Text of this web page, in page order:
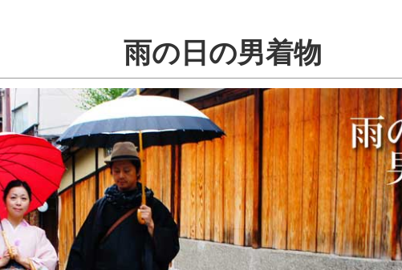
雨の日の男着物